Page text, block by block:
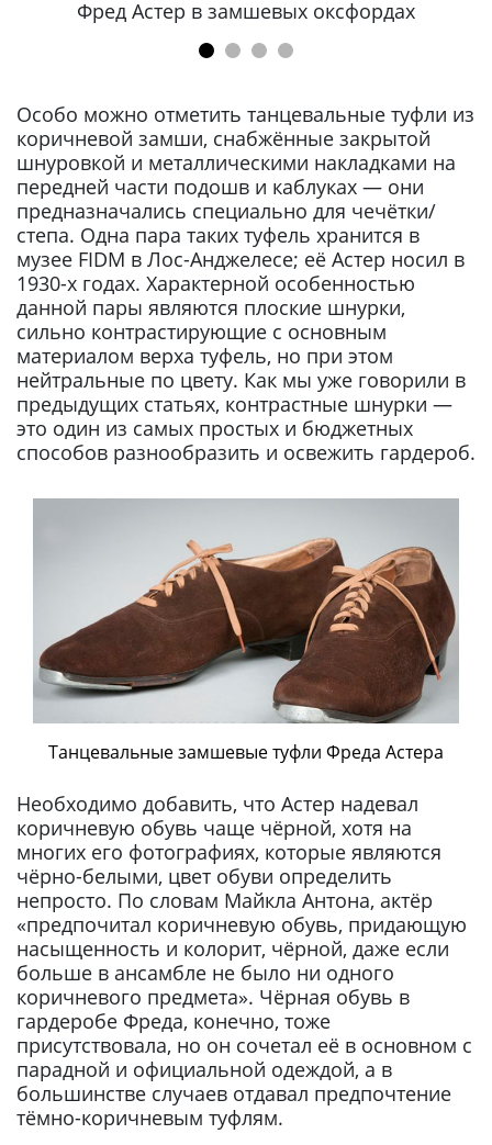
Фред Астер в замшевых оксфордах
Особо можно отметить танцевальные туфли из
коричневой замши, снабжённые закрытой
шнуровкой и металлическими накладками на
передней части подошв и каблуках — они
предназначались специально для чечётки/
степа. Одна пара таких туфель хранится в
музее FIDM в Лос-Анджелесе; её Астер носил в
1930-х годах. Характерной особенностью
данной пары являются плоские шнурки,
сильно контрастирующие с основным
материалом верха туфель, но при этом
нейтральные по цвету. Как мы уже говорили в
предыдущих статьях, контрастные шнурки —
это один из самых простых и бюджетных
способов разнообразить и освежить гардероб.
Танцевальные замшевые туфли Фреда Астера
Необходимо добавить, что Астер надевал
коричневую обувь чаще чёрной, хотя на
многих его фотографиях, которые являются
чёрно-белыми, цвет обуви определить
непросто. По словам Майкла Антона, актёр
«предпочитал коричневую обувь, придающую
насыщенность и колорит, чёрной, даже если
больше в ансамбле не было ни одного
коричневого предмета». Чёрная обувь в
гардеробе Фреда, конечно, тоже
присутствовала, но он сочетал её в основном с
парадной и официальной одеждой, а в
большинстве случаев отдавал предпочтение
тёмно-коричневым туфлям.